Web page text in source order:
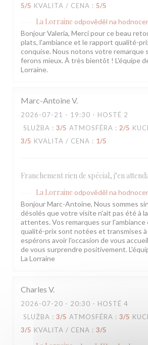
5/5 KVALITA / CENA : 5/5
La Lorraine odpověděl na
Bonjour Valeria, Merci pour ce beau
plats, l'ambiance et le rapport qualité-
conquise. Nous notons votre remarque
ferons mieux. À très bientôt ! L'équipe
Lorraine.
Marc-AntoineV
2026-07-21 - 19:30 - HOSTÉ 2
SLUŽBA : 3/5 ATMOSFÉRA : 2/5
3/5 KVALITA / CENA : 1/5
Franchement rien de spécial, j’en
La Lorraine odpověděl na
Bonjour Marc-Antoine, Nous sommes
désolés que votre visite n'ait pas été à
attentes. Vos remarques sur
qualité-prix sont notées et transmises à
espérons avoir l'occasion de vous
de vous surprendre positivement.
La Lorraine
Charles V
2026-07-20 - 20:30 - HOSTÉ 4
SLUŽBA : 3/5 ATMOSFÉRA : 3/5
3/5 KVALITA / CENA : 3/5